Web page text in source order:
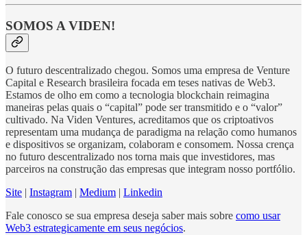
SOMOS A VIDEN!
O futuro descentralizado chegou. Somos uma empresa de Venture
Capital e Research brasileira focada em teses nativas de Web3.
Estamos de olho em como a tecnologia blockchain reimagina
maneiras pelas quais o “capital” pode ser transmitido e o “valor”
cultivado. Na Viden Ventures, acreditamos que os criptoativos
representam uma mudança de paradigma na relação como humanos
e dispositivos se organizam, colaboram e consomem. Nossa crença
no futuro descentralizado nos torna mais que investidores, mas
parceiros na construção das empresas que integram nosso portfólio.
Site | Instagram | Medium | Linkedin
Fale conosco se sua empresa deseja saber mais sobre como usar
Web3 estrategicamente em seus negócios.